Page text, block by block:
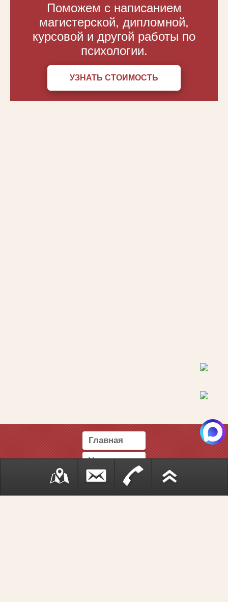
Поможем с написанием
магистерской, дипломной,
курсовой и другой работы по
психологии.
УЗНАТЬ СТОИМОСТЬ
Главная
Услуги
Отзывы